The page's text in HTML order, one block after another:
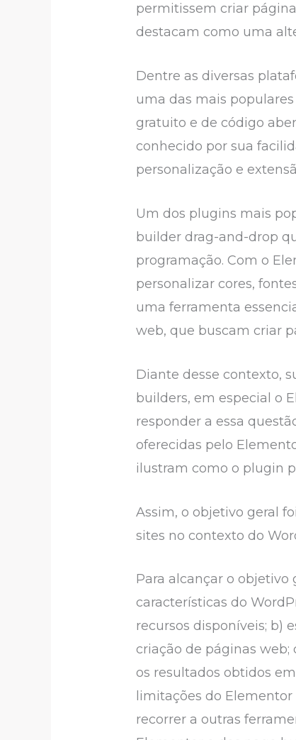
permitissem criar
destacam como uma
Dentre as diversas
uma das mais
gratuito e de código
conhecido por sua
personalização e
Um dos plugins mais
builder drag-and-drop
programação. Com o
personalizar cores,
uma ferramenta
web, que buscam criar
Diante desse contexto,
builders, em especial o
responder a essa
oferecidas pelo
ilustram como o plugin
Assim, o objetivo geral
sites no contexto do
Para alcançar o objetivo
características do
recursos disponíveis; b)
criação de páginas web;
os resultados obtidos
limitações do
recorrer a outras